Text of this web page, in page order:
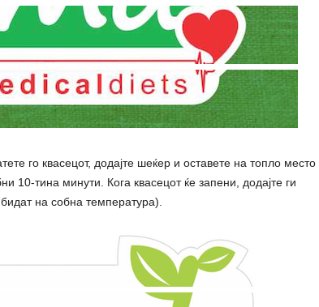
го квасецот, додајте шеќер и оставете на топло место
10-тина минути. Кога квасецот ќе запени, додајте ги
на собна температура).